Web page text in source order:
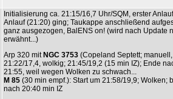
Initialisierung ca. 21:15/16,7 Uhr/SQM, erster
Anlauf (21:20) ging; Taukappe anschließend
ganz ausgezogen, BalENS on! (wird nach Update
erwähnt...)
Arp 320 mitNGC 3753 (Copeland Septett;
21:22/17,4, wolkig; 21:45/19,2 (15 min IZ); Ende
21:55, weil wegen Wolken zu schwach...
M 85 (30 min empf.): Start um 21:58/19,9; Wolken;
nach 20:40 min IZ